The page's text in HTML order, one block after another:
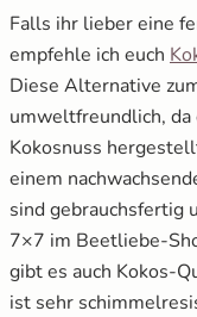
Falls ihr lieber eine
empfehle ich euch
Diese Alternative
umweltfreundlich, da
Kokosnuss
einem
sind gebrauchsfertig
7×7 im Beetliebe-
gibt es auch Kokos-
ist sehr